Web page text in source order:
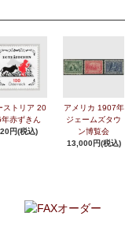
ストリア 20
赤ずきん
円(税込)
アメリカ 1907年
ジェームズタウ
ン博覧会
13,000円(税込)